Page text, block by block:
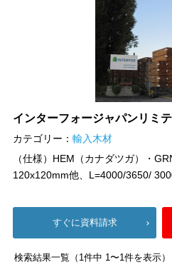
インターフォージャパンリミ
カテゴリー：輸入木材
（仕様）HEM（カナダツガ）・
120x120mm他、L=4000/3650/
すぐに資料請求
検索結果一覧（1件中 1〜1件を表示）